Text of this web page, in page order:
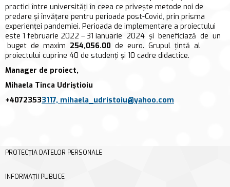
practici între universități în ceea ce privește metode noi de
predare și învățare pentru perioada post-Covid, prin prisma
experienței pandemiei. Perioada de implementare a proiectului
este 1 februarie 2022 – 31 ianuarie 2024 și beneficiază de un
buget de maxim 254,056.00 de euro. Grupul țintă al
proiectului cuprine 40 de studenți și 10 cadre didactice.
Manager de proiect,
Mihaela Tinca Udriștioiu
+40723533117, mihaela_udristoiu@yahoo.com
PROTECȚIA DATELOR PERSONALE
INFORMAȚII PUBLICE